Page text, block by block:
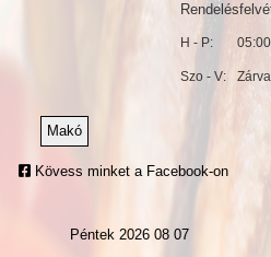
H - P:
Szo - V: Zárva
Makó
Kövess minket a Facebook-on
Péntek 2026 08 07